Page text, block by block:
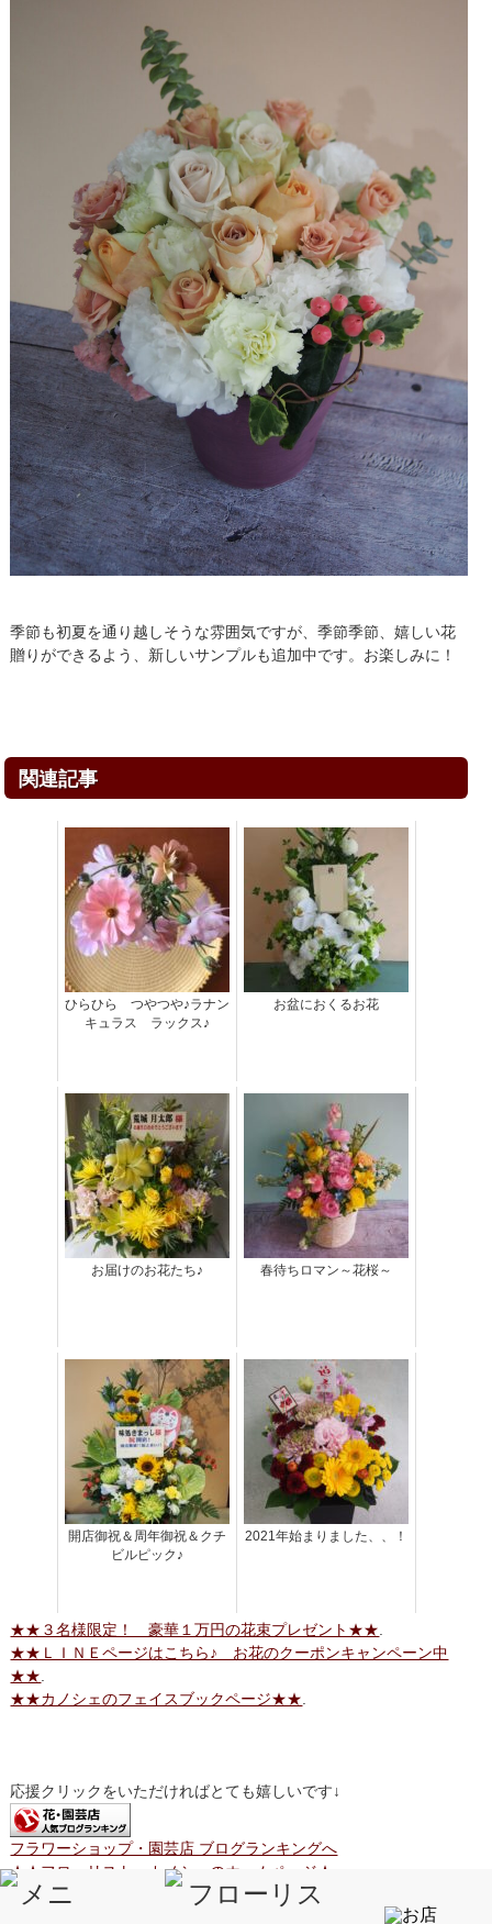
季節も初夏を通り越しそうな雰囲気ですが、季節季節、嬉しい花
贈りができるよう、新しいサンプルも追加中です。お楽しみに！
関連記事
ひらひら つやつや♪ラナン
キュラス ラックス♪
お盆におくるお花
お届けのお花たち♪ 春待ちロマン～花桜～
開店御祝＆周年御祝＆クチ
ビルピック♪
2021年始まりました、、！
★★３名様限定！ 豪華１万円の花束プレゼント★★
★★ＬＩＮＥページはこちら♪ お花のクーポンキャンペーン中
★★
★★カノシェのフェイスブックページ★★
応援クリックをいただければとても嬉しいです↓
フラワーショップ・園芸店 ブログランキングへ
★★フローリスト カノシェのホームページ★